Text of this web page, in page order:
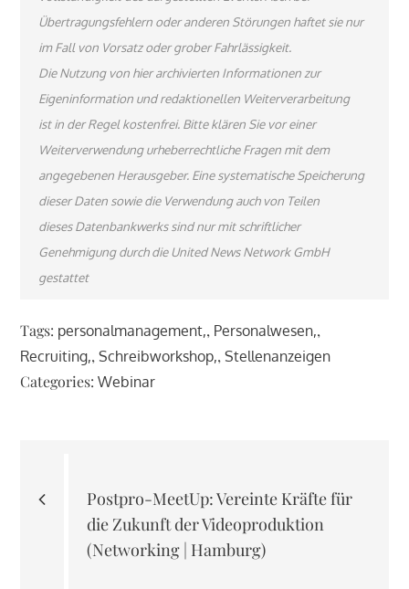
Übertragungsfehlern oder anderen Störungen haftet sie nur
im Fall von Vorsatz oder grober Fahrlässigkeit.
Die Nutzung von hier archivierten Informationen zur
Eigeninformation und redaktionellen Weiterverarbeitung
ist in der Regel kostenfrei. Bitte klären Sie vor einer
Weiterverwendung urheberrechtliche Fragen mit dem
angegebenen Herausgeber. Eine systematische Speicherung
dieser Daten sowie die Verwendung auch von Teilen
dieses Datenbankwerks sind nur mit schriftlicher
Genehmigung durch die United News Network GmbH
gestattet
Tags: personalmanagement , Personalwesen ,
Recruiting ,Schreibworkshop ,Stellenanzeigen
Categories:Webinar
Postpro-MeetUp: Vereinte Kräfte für
die Zukunft der Videoproduktion
(Networking | Hamburg)